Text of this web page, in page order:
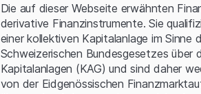
Die auf dieser Webseite erwähnten
derivative Finanzinstrumente. Sie
einer kollektiven Kapitalanlage im Sinne
Schweizerischen Bundesgesetzes über
Kapitalanlagen (KAG) und sind daher
von der Eidgenössischen